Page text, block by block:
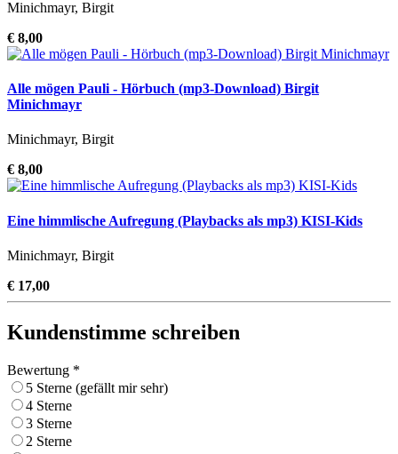
Minichmayr, Birgit
€ 8,00
Alle mögen Pauli - Hörbuch (mp3-Download) Birgit
Minichmayr
Minichmayr, Birgit
€ 8,00
Eine himmlische Aufregung (Playbacks als mp3) KISI-Kids
Minichmayr, Birgit
€ 17,00
Kundenstimme schreiben
Bewertung *
5 Sterne (gefällt mir sehr)
4 Sterne
3 Sterne
2 Sterne